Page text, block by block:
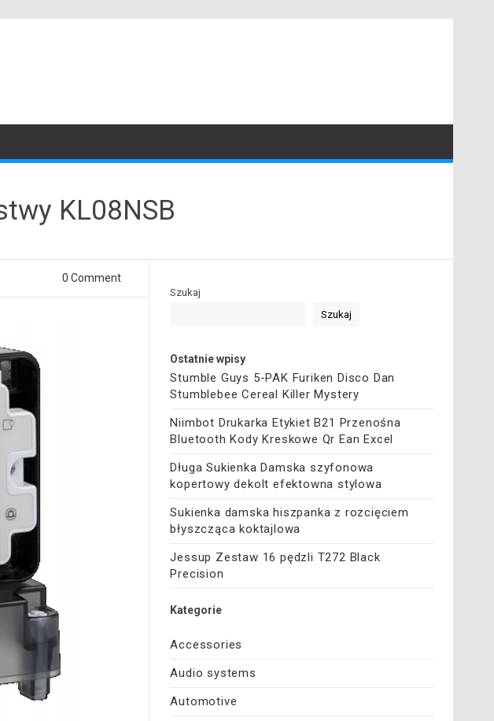
KL08NSB
0 Comment
Szukaj
Szukaj
Ostatnie wpisy
Stumble Guys 5-PAK Furiken Disco Dan
Stumblebee Cereal Killer Mystery
Niimbot Drukarka Etykiet B21 Przenośna
Bluetooth Kody Kreskowe Qr Ean Excel
Długa Sukienka Damska szyfonowa
kopertowy dekolt efektowna stylowa
Sukienka damska hiszpanka z rozcięciem
błyszcząca koktajlowa
Jessup Zestaw 16 pędzli T272 Black
Precision
Kategorie
Accessories
Audio systems
Automotive